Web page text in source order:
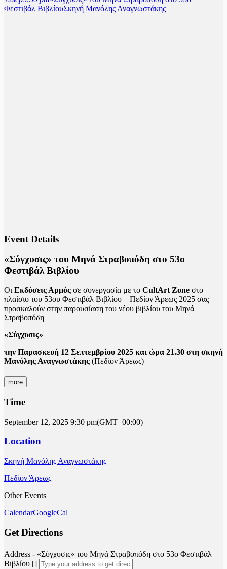
Φεστιβάλ ΒιβλίουΣκηνή Μανόλης Αναγνωστάκης
Event Details
«Σύγχυσις» του Μηνά Στραβοπόδη στο 53ο
Φεστιβάλ Βιβλίου
Οι Εκδόσεις Αρμός σε συνεργασία με το CultArt Zone στο
πλαίσιο του 53ου Φεστιβάλ Βιβλίου – Πεδίον Άρεως 2025 σας
προσκαλούν στην παρουσίαση του νέου βιβλίου του Μηνά
Στραβοπόδη
«Σύγχυσις»
την Παρασκευή 12 Σεπτεμβρίου 2025 και ώρα 21.30 στη σκηνή
Μανόλης Αναγνωστάκης (Πεδίον Άρεως)
more
Time
September 12, 2025 9:30 pm(GMT+00:00)
Location
Σκηνή Μανόλης Αναγνωστάκης
Πεδίον Άρεως
Other Events
CalendarGoogleCal
Get Directions
Address - «Σύγχυσις» του Μηνά Στραβοπόδη στο 53ο Φεστιβάλ
Βιβλίου []